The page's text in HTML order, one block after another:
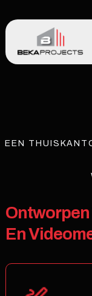
EEN
Ontworpen
En